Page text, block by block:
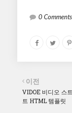
0 Comments
이전
VIDOE 비디오 스
트 HTML 템플릿